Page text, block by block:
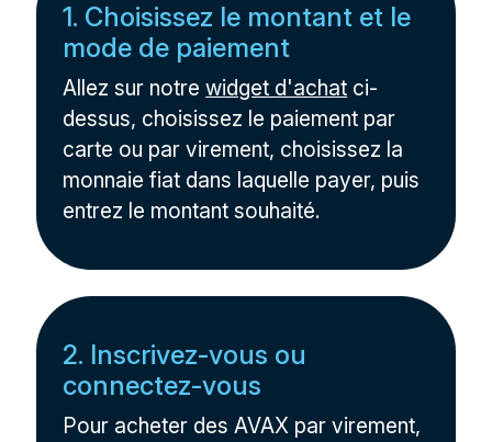
1. Choisissez le montant et le
mode de paiement
Allez sur notrewidget d'achat ci-
dessus, choisissez le paiement par
carte ou par virement, choisissez la
monnaie fiat dans laquelle payer, puis
entrez le montant souhaité.
2. Inscrivez-vous ou
connectez-vous
Pour acheter des AVAX par virement,